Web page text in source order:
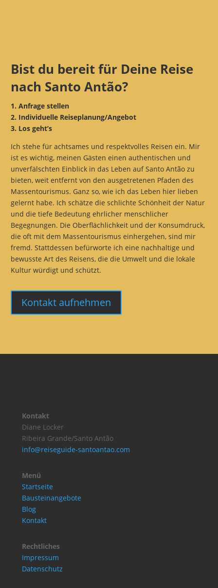
Bist du bereit für Deine Reise
nach Santo Antão?
1. Anfrage stellen
2. Individuelle Reiseplanung/Angebot
3. Los geht’s
Ich stehe für achtsames und respektvolles Reisen ein. Mir
ist es wichtig, meinen Gästen einen authentischen und
unverfälschten Einblick in das Leben auf Santo Antão zu
bieten, weit entfernt von den ausgetretenen Pfaden des
Massentourismus. Ganz so, wie ich das Leben hier lieben
gelernt habe. Ich schätze die schlichte Schönheit der Natur
und die tiefe Bedeutung ehrlicher menschlicher
Begegnungen. Die Oberflächlichkeit und der Konsumdruck,
die oft mit dem Massentourismus einhergehen, sind mir
fremd. Stattdessen befürworte ich eine nachhaltige und
bewusste Art des Reisens, die die Umwelt und die lokale
Kultur würdigt und schützt.
Kontakt aufnehmen
Kontakt
Diane Locker
Ribeira Grande/Santo Antão
info@reiseguide-santoantao.com
Menü
Startseite
Bausteinangebote
Blog
Kontakt
Rechtliches
Impressum
Datenschutz